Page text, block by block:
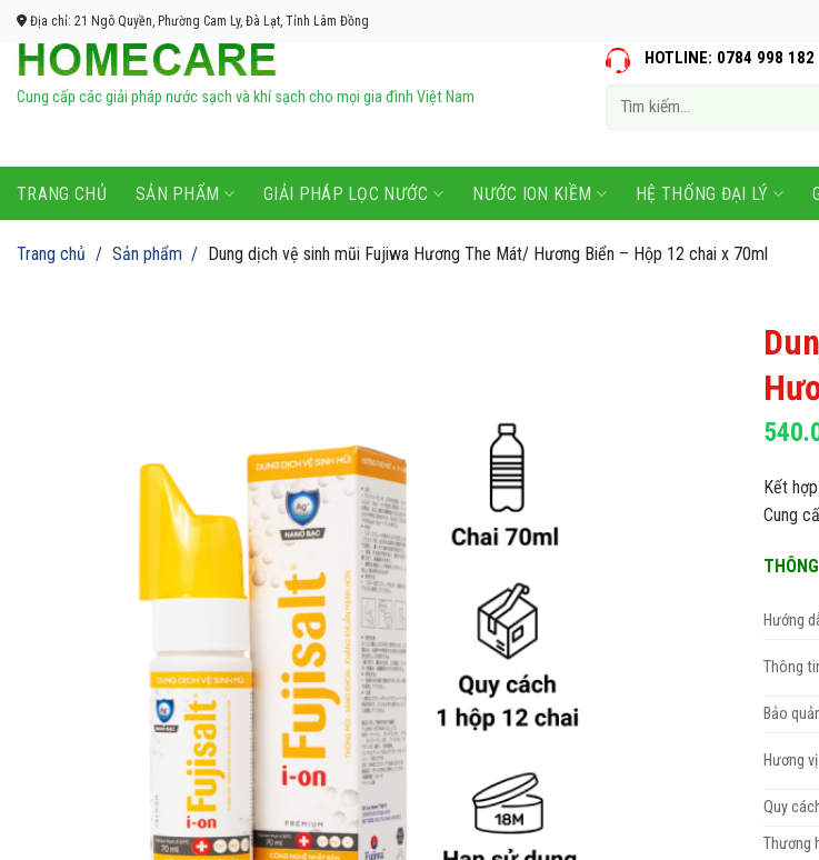
Bỏ
qua
dung
Địa chỉ: 21 Ngô Quyền, Phường Cam Ly, Đà Lạt, Tỉnh Lâm Đồng
Cung cấp các giải pháp nước sạch và khí sạch cho mọi gia đình Việt Nam
HOTLINE: 0784 998 182
Tìm
TRANG CHỦ SẢN PHẨM GIẢI PHÁP LỌC NƯỚC NƯỚC ION KIỀM HỆ THỐNG ĐẠI LÝ
Trang chủ / Sản phẩm / Dung dịch vệ sinh mũi Fujiwa Hương The Mát/ Hương Biển – Hộp 12 chai x 70ml
Kết
Cung
Hướng
Thông
Bảo
Hương vị
Quy
Thương